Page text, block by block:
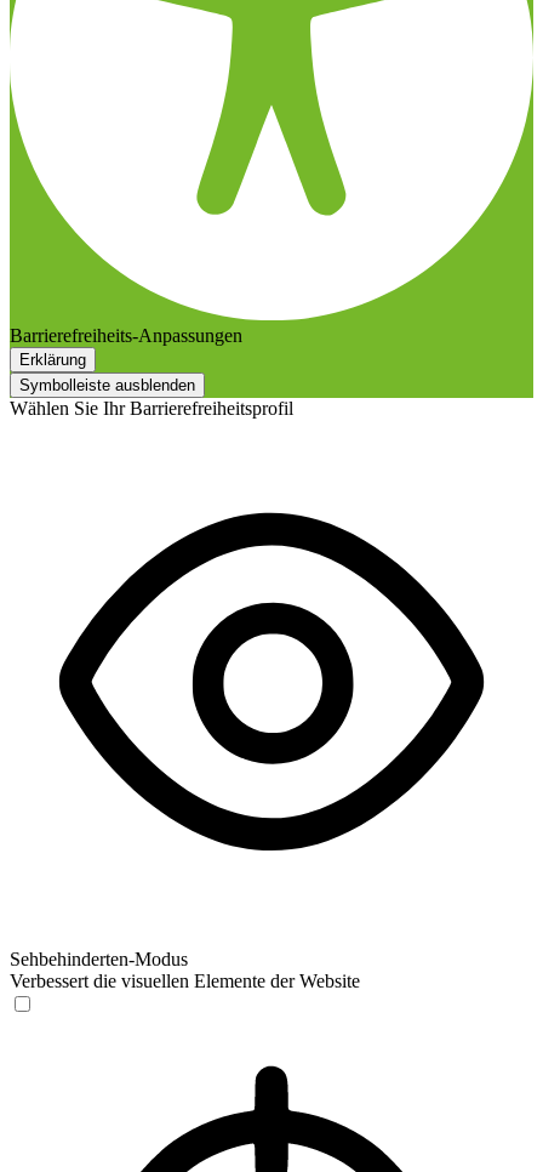
Barrierefreiheits-Anpassungen
Erklärung
Symbolleiste ausblenden
Wählen Sie Ihr Barrierefreiheitsprofil
Sehbehinderten-Modus
Verbessert die visuellen Elemente der Website